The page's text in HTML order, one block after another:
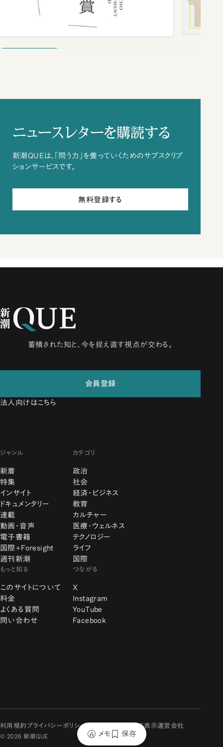
ニュースレターを購読する
新潮QUEは、「問う力」を養っていくためのサブスクリプ
ションサービスです。
無料登録する
蓄積された知と、今を捉え直す視点が交わる。
会員登録
法人向けはこちら
ジャンル
新着
特集
インサイト
ドキュメンタリー
連載
動画・音声
電子書籍
国際+Foresight
週刊新潮
カテゴリ
政治
社会
経済・ビジネス
教育
カルチャー
医療・ウェルネス
テクノロジー
ライフ
国際
もっと知る
このサイトについて
料金
よくある質問
問い合わせ
つながる
X
Instagram
YouTube
Facebook
利用規約 プライバシーポリシー 特定商取引に関する表示運営会社
© 2026 新潮QUE メモ 保存